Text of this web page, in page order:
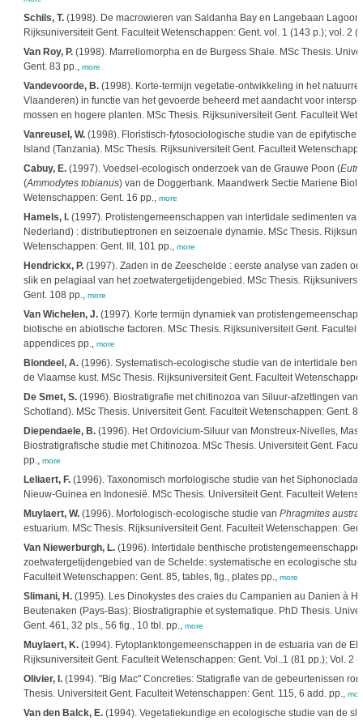
Schils, T.(1998). De macrowieren van Saldanha Bay en Langebaan
Rijksuniversiteit Gent. Faculteit Wetenschappen: Gent. vol. 1 (143 p.); vol. 2
Van Roy, P.(1998). Marrellomorpha en de Burgess Shale. MSc Thesis.
Gent. 83 pp., more
Vandevoorde, B.(1998). Korte-termijn vegetatie-ontwikkeling in het
Vlaanderen) in functie van het gevoerde beheerd met aandacht voor
mossen en hogere planten. MSc Thesis. Rijksuniversiteit Gent. Faculteit
Vanreusel, W.(1998). Floristisch-fytosociologische studie van de epifytische
Island (Tanzania). MSc Thesis. Rijksuniversiteit Gent. Faculteit
Cabuy, E.(1997). Voedsel-ecologisch onderzoek van de Grauwe Poon (
(Ammodytes tobianus) van de Doggerbank. Maandwerk Sectie Mariene
Wetenschappen: Gent. 16 pp., more
Hamels, I.(1997). Protistengemeenschappen van intertidale sedimenten
Nederland) : distributieptronen en seizoenale dynamie. MSc Thesis.
Wetenschappen: Gent. III, 101 pp., more
Hendrickx, P.(1997). Zaden in de Zeeschelde : eerste analyse van zaden
slik en pelagiaal van het zoetwatergetijdengebied. MSc Thesis.
Gent. 108 pp., more
Van Wichelen, J.(1997). Korte termijn dynamiek van
biotische en abiotische factoren. MSc Thesis. Rijksuniversiteit Gent.
appendices pp., more
Blondeel, A.(1996). Systematisch-ecologische studie van de intertidale
de Vlaamse kust. MSc Thesis. Rijksuniversiteit Gent. Faculteit
De Smet, S.(1996). Biostratigrafie met chitinozoa van Siluur-afzettingen van
Schotland). MSc Thesis. Universiteit Gent. Faculteit Wetenschappen: Gent.
Diependaele, B.(1996). Het Ordovicium-Siluur van Monstreux-Nivelles,
Biostratigrafische studie met Chitinozoa. MSc Thesis. Universiteit Gent.
pp., more
Leliaert, F.(1996). Taxonomisch morfologische studie van het
Nieuw-Guinea en Indonesië. MSc Thesis. Universiteit Gent. Faculteit
Muylaert, W.(1996). Morfologisch-ecologische studie van Phragmites
estuarium. MSc Thesis. Rijksuniversiteit Gent. Faculteit Wetenschappen:
Van Niewerburgh, L.(1996). Intertidale benthische
zoetwatergetijdengebied van de Schelde: systematische en ecologische
Faculteit Wetenschappen: Gent. 85, tables, fig., plates pp., more
Slimani, H.(1995). Les Dinokystes des craies du Campanien au Danien à
Beutenaken (Pays-Bas): Biostratigraphie et systematique. PhD Thesis.
Gent. 461, 32 pls., 56 fig., 10 tbl. pp., more
Muylaert, K.(1994). Fytoplanktongemeenschappen in de estuaria van de
Rijksuniversiteit Gent. Faculteit Wetenschappen: Gent. Vol..1 (81 pp.); Vol. 2
Olivier, I.(1994). "Big Mac" Concreties: Statigrafie van de gebeurtenissen
Thesis. Universiteit Gent. Faculteit Wetenschappen: Gent. 115, 6 add. pp.,
Van den Balck, E.(1994). Vegetatiekundige en ecologische studie van de